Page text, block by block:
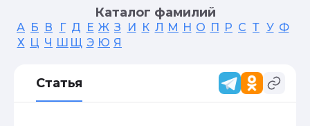
Каталог фамилий
А Б В Г Д Е Ж З И К Л М Н О П Р С Т У Ф
Х Ц Ч Ш Щ Э Ю Я
Статья